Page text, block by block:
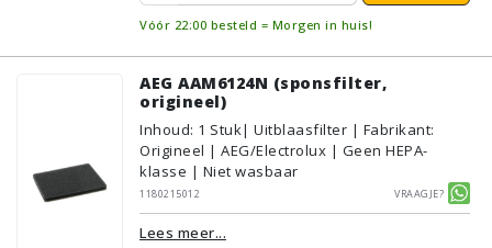
Vóór 22:00 besteld = Morgen in huis!
AEG AAM6124N (sponsfilter,
origineel)
Inhoud: 1 Stuk| Uitblaasfilter | Fabrikant:
Origineel | AEG/Electrolux | Geen HEPA-
klasse | Niet wasbaar
1180215012
Vraagje?
Lees meer...